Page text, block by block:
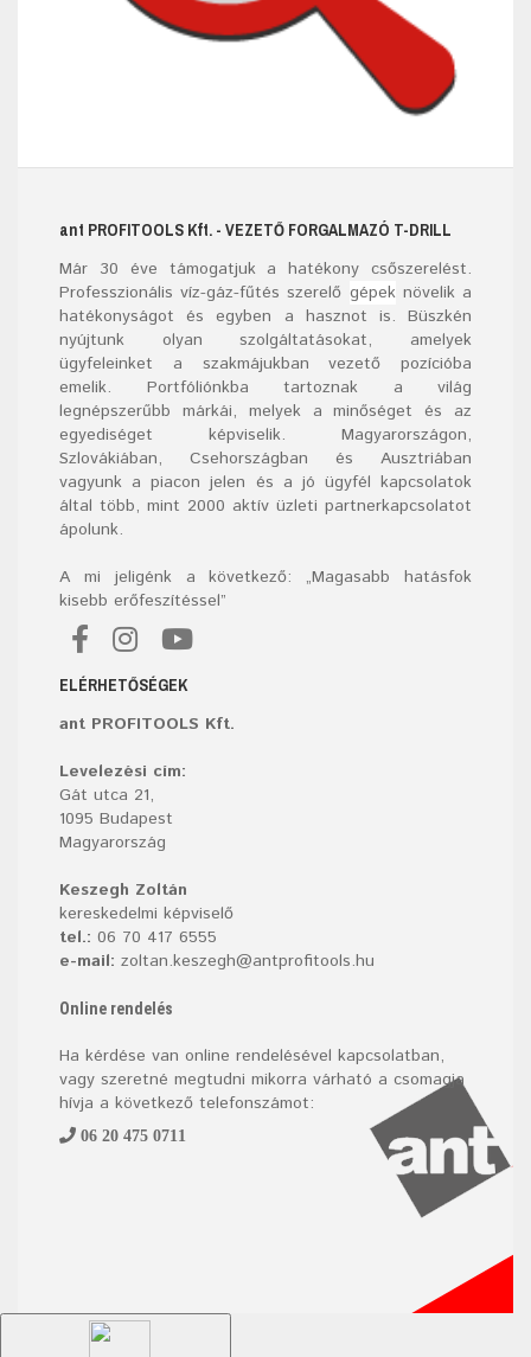
ant PROFITOOLS Kft. - VEZETŐ FORGALMAZÓ T-DRILL
Már 30 éve támogatjuk a hatékony csőszerelést.
Professzionális víz-gáz-fűtés szerelő gépeknövelik a
hatékonyságot és egyben a hasznot is. Büszkén
nyújtunk olyan szolgáltatásokat, amelyek
ügyfeleinket a szakmájukban vezető pozícióba
emelik. Portfóliónkba tartoznak a világ
legnépszerűbb márkái, melyek a minőséget és az
egyediséget képviselik. Magyarországon,
Szlovákiában, Csehországban és Ausztriában
vagyunk a piacon jelen és a jó ügyfél kapcsolatok
által több, mint 2000 aktív üzleti partnerkapcsolatot
ápolunk.
A mi jeligénk a következő: „Magasabb hatásfok
kisebb erőfeszítéssel”
ELÉRHETŐSÉGEK
ant PROFITOOLS Kft.
Levelezési cím:
Gát utca 21,
1095 Budapest
Magyarország
Keszegh Zoltán
kereskedelmi képviselő
tel.: 06 70 417 6555
e-mail: zoltan.keszegh@antprofitools.hu
Online rendelés
Ha kérdése van online rendelésével kapcsolatban,
vagy szeretné megtudni mikorra várható a csomagja
hívja a következő telefonszámot:
06 20 475 0711